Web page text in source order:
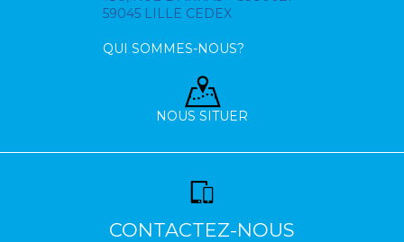
59045 LILLE CEDEX
QUI SOMMES-NOUS?
NOUS SITUER
CONTACTEZ-NOUS